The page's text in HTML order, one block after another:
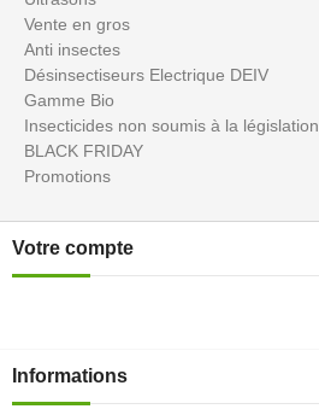
Vente en gros
Anti insectes
Désinsectiseurs Electrique DEIV
Gamme Bio
Insecticides non soumis à la législation
BLACK FRIDAY
Promotions
Votre compte
Informations